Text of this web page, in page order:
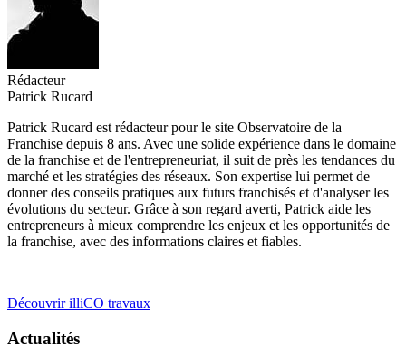
Rédacteur
Patrick Rucard
Patrick Rucard est rédacteur pour le site Observatoire de la
Franchise depuis 8 ans. Avec une solide expérience dans le domaine
de la franchise et de l'entrepreneuriat, il suit de près les tendances du
marché et les stratégies des réseaux. Son expertise lui permet de
donner des conseils pratiques aux futurs franchisés et d'analyser les
évolutions du secteur. Grâce à son regard averti, Patrick aide les
entrepreneurs à mieux comprendre les enjeux et les opportunités de
la franchise, avec des informations claires et fiables.
Découvrir illiCO travaux
Actualités